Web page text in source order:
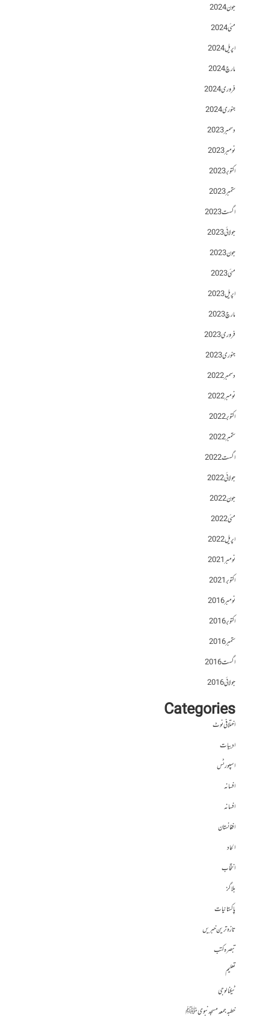
جون 2024
مئی 2024
اپریل 2024
مارچ 2024
فروری 2024
جنوری 2024
دسمبر 2023
نومبر 2023
اکتوبر 2023
ستمبر 2023
اگست 2023
جولائی 2023
جون 2023
مئی 2023
اپریل 2023
مارچ 2023
فروری 2023
جنوری 2023
دسمبر 2022
نومبر 2022
اکتوبر 2022
ستمبر 2022
اگست 2022
جولائی 2022
جون 2022
مئی 2022
اپریل 2022
نومبر 2021
اکتوبر 2021
نومبر 2016
اکتوبر 2016
ستمبر 2016
اگست 2016
جولائی 2016
Categories
اختلافی نوٹ
ادبیات
اسپورٹس
افسانہ
افسانہ
افغانستان
الحاد
انتخاب
بلاگز
پاکستانیات
تازہ ترین خبریں
تبصرہ کتب
تعلیم
ٹیکنالوجی
خطبہ جمعہ مسجد نبوی ﷺ